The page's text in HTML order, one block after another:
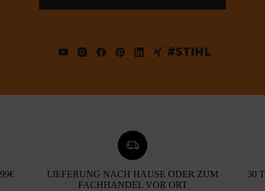
#STIHL
LIEFERUNG NACH HAUSE ODER ZUM
FACHHANDEL VOR ORT
30